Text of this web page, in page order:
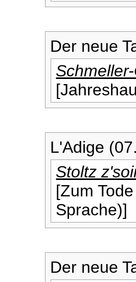
Der neue
L'Adige
Stoltz
[Zum
Sprache)]
Der neue